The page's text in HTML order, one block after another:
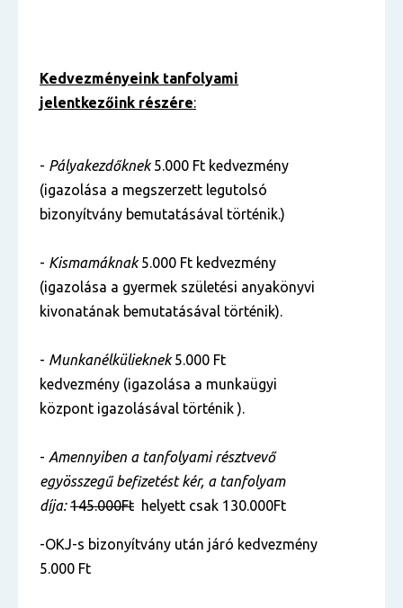
Kedvezményeink tanfolyami
jelentkezőink részére:
- Pályakezdőknek5.000 Ft kedvezmény
(igazolása a megszerzett legutolsó
bizonyítvány bemutatásával történik.)
- Kismamáknak5.000 Ft kedvezmény
(igazolása a gyermek születési anyakönyvi
kivonatának bemutatásával történik).
- Munkanélkülieknek5.000 Ft
kedvezmény (igazolása a munkaügyi
központ igazolásával történik ).
- Amennyiben a tanfolyami résztvevő
egyösszegű befizetést kér, a tanfolyam
díja: 145.000Ft helyett csak 130.000Ft
-OKJ-s bizonyítvány után járó kedvezmény
5.000 Ft